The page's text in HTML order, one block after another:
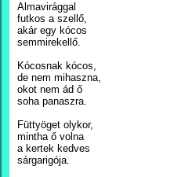
Almavirággal
futkos a szellő,
akár egy kócos
semmirekellő.
Kócosnak kócos,
de nem mihaszna,
okot nem ád ő
soha panaszra.
Füttyöget olykor,
mintha ő volna
a kertek kedves
sárgarigója.